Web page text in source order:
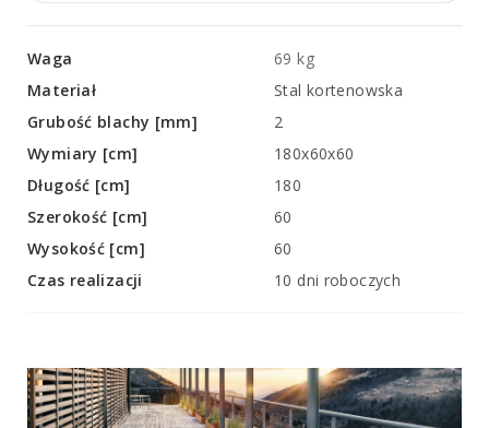
Waga
69 kg
Materiał
Stal kortenowska
Grubość blachy [mm]
2
Wymiary [cm]
180x60x60
Długość [cm]
180
Szerokość [cm]
60
Wysokość [cm]
60
Czas realizacji
10 dni roboczych